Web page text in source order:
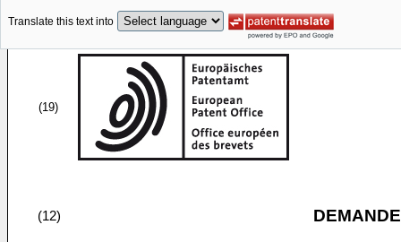
Translate this text into
(19)
(12)